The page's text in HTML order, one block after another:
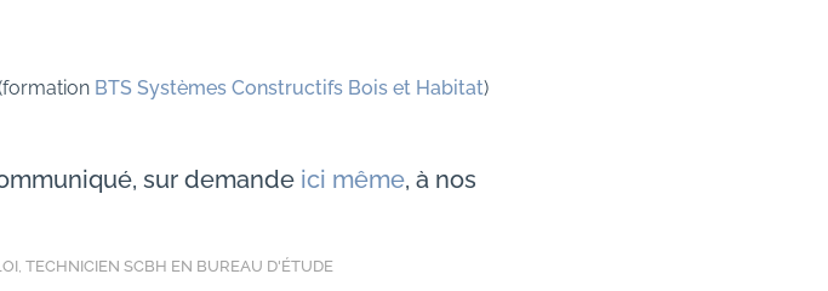
BTS Systèmes Constructifs Bois et Habitat)
sur demande ici même, à nos
, TECHNICIEN SCBH EN BUREAU D'ÉTUDE